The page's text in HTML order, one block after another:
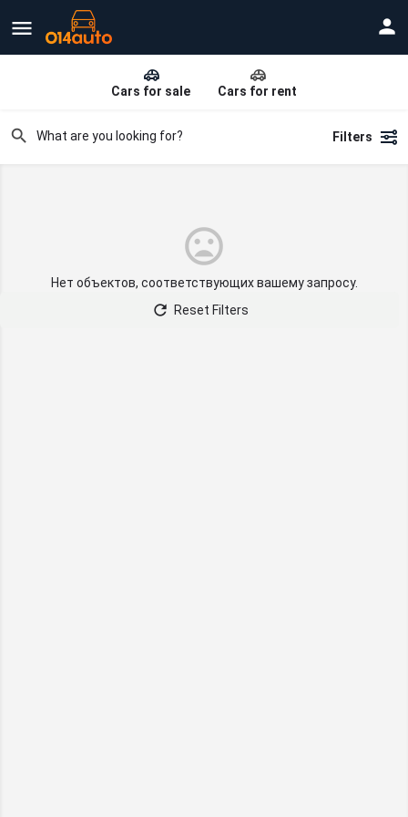
Cars for sale Cars for rent
Filters
Нет объектов, соответствующих вашему запросу.
Reset Filters